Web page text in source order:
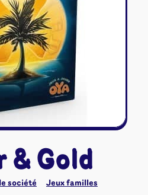
Mythos
Autres
de jeu
& Gold
société Jeux familles